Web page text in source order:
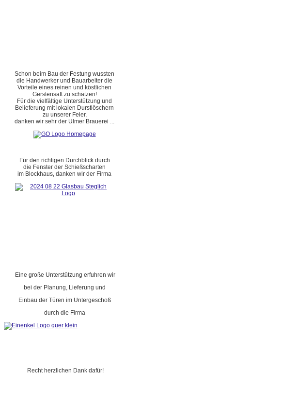
Schon beim Bau der Festung wussten
die Handwerker und Bauarbeiter die
Vorteile eines reinen und köstlichen
Gerstensaft zu schätzen!
Für die vielfältige Unterstützung und
Belieferung mit lokalen Durstlöschern
zu unserer Feier,
danken wir sehr der Ulmer Brauerei ...
Für den richtigen Durchblick durch
die Fenster der Schießscharten
im Blockhaus, danken wir der Firma
Eine große Unterstützung erfuhren wir
bei der Planung, Lieferung und
Einbau der Türen im Untergeschoß
durch die Firma
Recht herzlichen Dank dafür!